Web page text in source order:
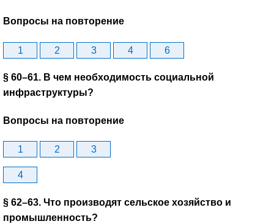
Вопросы на повторение
1 2 3 4 6
§ 60–61. В чем необходимость социальной
инфраструктуры?
Вопросы на повторение
1 2 3
4
§ 62–63. Что производят сельское хозяйство и
промышленность?